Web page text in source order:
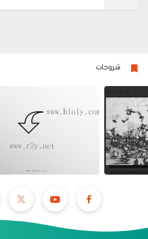
شروحات